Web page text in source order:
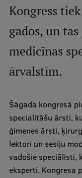
Studentu dzīve
Studiju norises
Fakultātes
Mūsu cilvēki
Struktūra
Vēsture un
Identitāte
RSU fonds
Kongress
gados, un
medicīnas
ārvalstīm.
Šāgada kongresā
specialitāšu ārsti,
ģimenes ārsti,
lektori un sesiju
vadošie speciālisti,
eksperti. Kongresa